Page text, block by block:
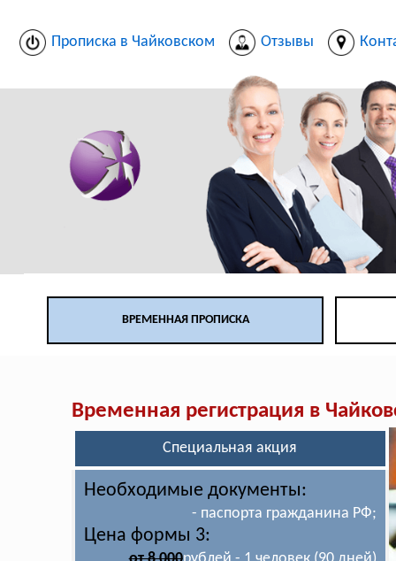
Прописка в Чайковском Отзывы
ВРЕМЕННАЯ ПРОПИСКА
Временная регистрация в
Специальная акция
Необходимые документы:
- паспорта гражданина РФ;
Цена формы 3: